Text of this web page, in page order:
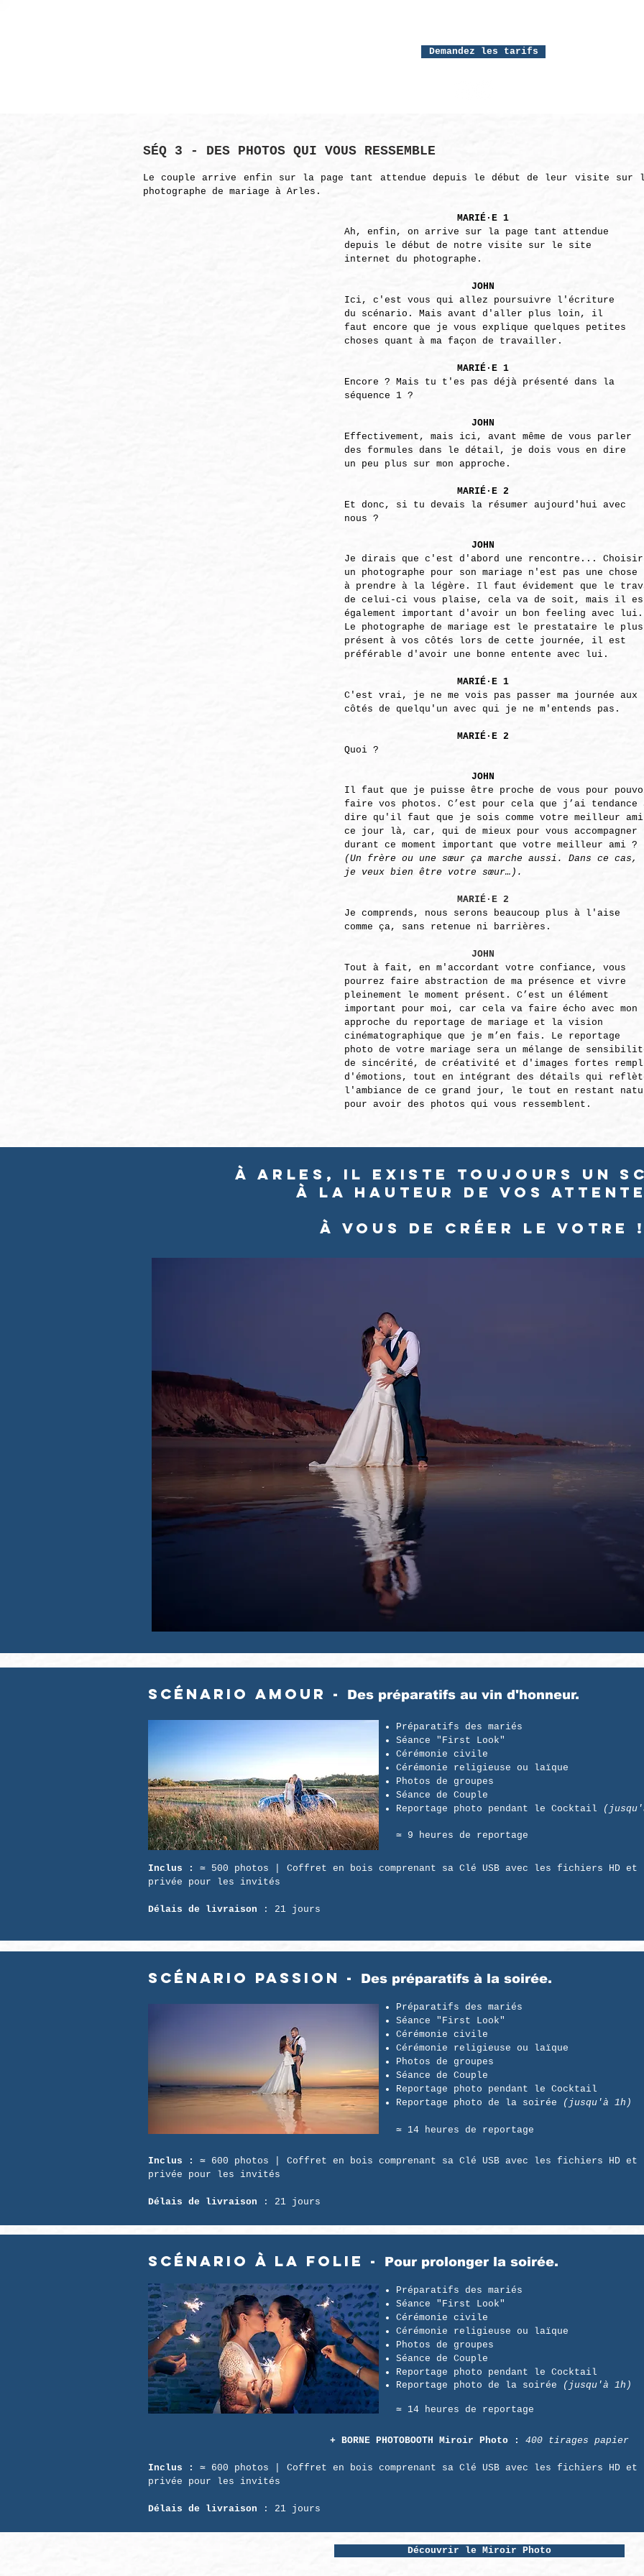
Demandez les tarifs
SÉQ 3 - DES PHOTOS QUI VOUS RESSEMBLE
Le couple arrive enfin sur la page tant attendue depuis le début de leur visite sur
photographe de mariage à Arles.
MARIÉ·E 1
Ah, enfin, on arrive sur la page tant attendue
depuis le début de notre visite sur le site
internet du photographe.
JOHN
Ici, c'est vous qui allez poursuivre l'écriture
du scénario. Mais avant d'aller plus loin, il
faut encore que je vous explique quelques petites
choses quant à ma façon de travailler.
MARIÉ·E 1
Encore ? Mais tu t'es pas déjà présenté dans la
séquence 1 ?
JOHN
Effectivement, mais ici, avant même de vous parler
des formules dans le détail, je dois vous en dire
un peu plus sur mon approche.
MARIÉ· E 2
Et donc, si tu devais la résumer aujourd'hui avec
nous ?
JOHN
Je dirais que c'est d'abord une rencontre... Choisir
un photographe pour son mariage n'est pas une chose
à prendre à la légère. Il faut évidement que le
de celui-ci vous plaise, cela va de soit, mais il
également important d'avoir un bon feeling avec lui.
Le photographe de mariage est le prestataire le plus
présent à vos côtés lors de cette journée, il est
préférable d'avoir une bonne entente avec lui.
MARIÉ·E 1
C'est vrai, je ne me vois pas passer ma journée aux
côtés de quelqu'un avec qui je ne m'entends pas.
MARIÉ·E 2
Quoi ?
JOHN
Il faut que je puisse être proche de vous pour
faire vos photos. C’est pour cela que j’ai tendance
dire qu'il faut que je sois comme votre meilleur ami
ce jour là, car, qui de mieux pour vous accompagner
durant ce moment important que votre meilleur ami ?
(Un frère ou une sœur ça marche aussi. Dans ce cas,
je veux bien être votre sœur…).
MARIÉ·E 2
Je comprends, nous serons beaucoup plus à l'aise
comme ça, sans retenue ni barrières.
JOHN
Tout à fait, en m'accordant votre confiance, vous
pourrez faire abstraction de ma présence et vivre
pleinement le moment présent. C’est un élément
important pour moi, car cela va faire écho avec mon
approche du reportage de mariage et la vision
cinématographique que je m’en fais. Le reportage
photo de votre mariage sera un mélange de
de sincérité, de créativité et d'images fortes
d'émotions, tout en intégrant des détails qui
l'ambiance de ce grand jour, le tout en restant
pour avoir des photos qui vous ressemblent.
à Arles, Il existe toujours un
à la hauteur de vos
À vous de créer le votre
Scénario AMOUR - Des préparatifs au vin d'honneur.
Préparatifs des mariés
Séance "First Look"
Cérémonie civile
Cérémonie religieuse ou laïque
Photos de groupes
Séance de Couple
Reportage photo pendant le Cocktail
≃ 9 heures de reportage​
Inclus :
≃ 500 photos | Coffret en bois comprenant sa Clé USB avec les fichiers HD
privée pour les invités
Délais de livraison : 21 jours
Scénario PASSION - Des préparatifs à la soirée.
Préparatifs des mariés
Séance "First Look"
Cérémonie civile
Cérémonie religieuse ou laïque
Photos de groupes
Séance de Couple
Reportage photo pendant le Cocktail
Reportage photo de la soirée
(jusqu'à 1h)
≃ 14 heures de reportage​
Inclus :≃ 600 photos | Coffret en bois comprenant sa Clé USB avec les fichiers HD
privée pour les invités
Délais de livraison : 21 jours
Scénario À LA FOLIE - Pour prolonger la soirée.
Préparatifs des mariés
Séance "First Look"
Cérémonie civile
Cérémonie religieuse ou laïque
Photos de groupes
Séance de Couple
Reportage photo pendant le Cocktail
Reportage photo de la soirée
(jusqu'à 1h)
≃ 14 heures de reportage
+ BORNE PHOTOBOOTH Miroir Photo : 400 tirages papier
Inclus :≃ 600 photos | Coffret en bois comprenant sa Clé USB avec les fichiers HD
privée pour les invités
Délais de livraison : 21 jours
Découvrir le Miroir Photo